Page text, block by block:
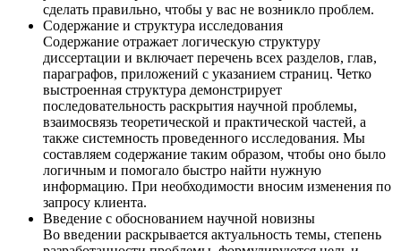
сделать правильно, чтобы у вас не возникло проблем.
Содержание и структура исследования
Содержание отражает логическую структуру
диссертации и включает перечень всех разделов, глав,
параграфов, приложений с указанием страниц. Четко
выстроенная структура демонстрирует
последовательность раскрытия научной проблемы,
взаимосвязь теоретической и практической частей, а
также системность проведенного исследования. Мы
составляем содержание таким образом, чтобы оно было
логичным и помогало быстро найти нужную
информацию. При необходимости вносим изменения по
запросу клиента.
Введение с обоснованием научной новизны
Во введении раскрывается актуальность темы, степень